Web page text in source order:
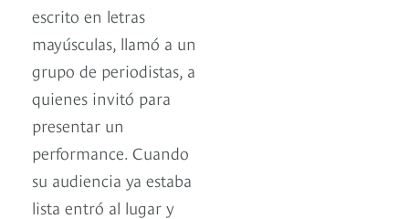
escrito en letras
mayúsculas, llamó a un
grupo de periodistas, a
quienes invitó para
presentar un
performance. Cuando
su audiencia ya estaba
lista entró al lugar y